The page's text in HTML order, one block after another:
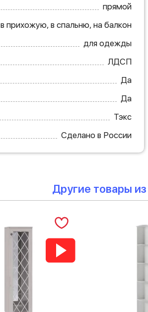
прямой
в прихожую, в спальню, на балкон
для одежды
ЛДСП
Да
Да
Тэкс
Сделано в России
Другие товары